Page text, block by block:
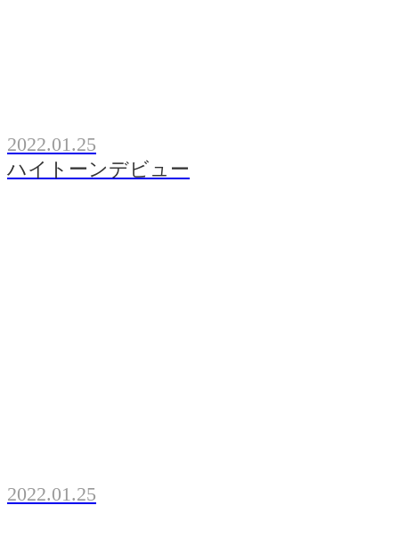
2022.01.25
ハイトーンデビュー
2022.01.25